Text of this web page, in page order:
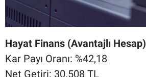
Hayat Finans (Avantajlı Hesap)
Kar Payı Oranı: %42,18
Net Getiri: 30.508 TL